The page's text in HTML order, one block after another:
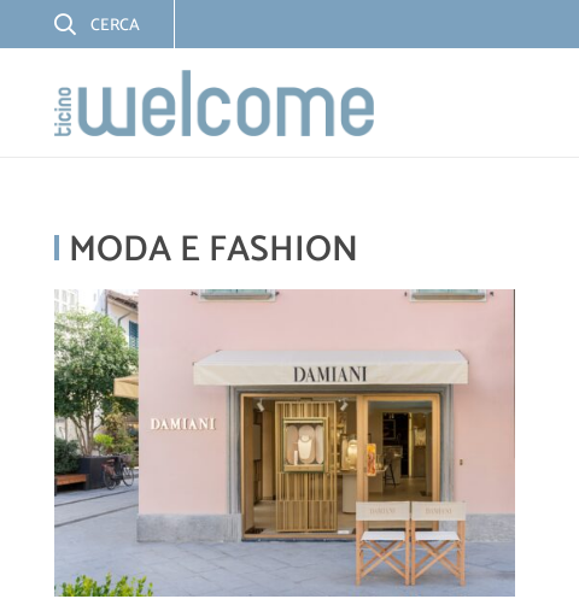
MODA E FASHION